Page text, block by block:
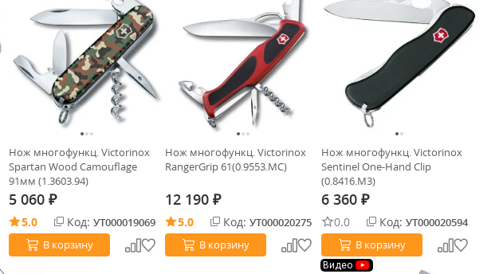
Нож многофункц. Victorinox
Spartan Wood Camouflage
91мм (1.3603.94)
5 060 ₽
5.0 Код: УТ000019069
В корзину
Нож многофункц. Victorinox
RangerGrip 61(0.9553.MC)
12 190 ₽
5.0 Код: УТ000020275
В корзину
Нож многофункц. Victorinox
Sentinel One-Hand Clip
(0.8416.M3)
6 360 ₽
0.0 Код: УТ000020594
В корзину
Видео